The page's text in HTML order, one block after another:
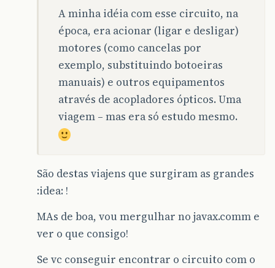
A minha idéia com esse circuito, na
época, era acionar (ligar e desligar)
motores (como cancelas por
exemplo, substituindo botoeiras
manuais) e outros equipamentos
através de acopladores ópticos. Uma
viagem – mas era só estudo mesmo.
São destas viajens que surgiram as grandes
:idea: !
MAs de boa, vou mergulhar no javax.comm e
ver o que consigo!
Se vc conseguir encontrar o circuito com o